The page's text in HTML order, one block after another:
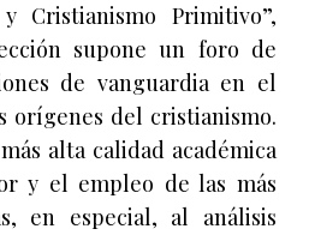
Cristianismo Primitivo”,
supone un foro de
de vanguardia en el
orígenes del cristianismo.
alta calidad académica
y el empleo de las más
en especial, al análisis